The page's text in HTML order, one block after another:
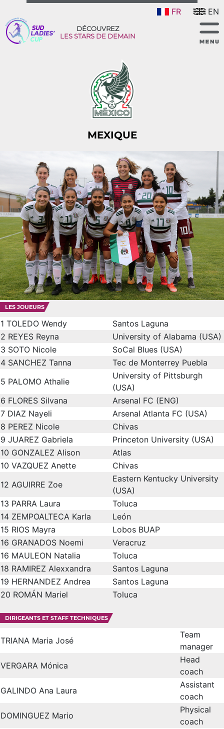
FR EN
DÉCOUVREZ
LES STARS DE DEMAIN
MEXIQUE
LES JOUEURS
1 TOLEDO Wendy
Santos Laguna
2 REYES Reyna
University of Alabama (USA)
3 SOTO Nicole
SoCal Blues (USA)
4 SANCHEZ Tanna
Tec de Monterrey Puebla
5 PALOMO Athalie
University of Pittsburgh
(USA)
6 FLORES Silvana
Arsenal FC (ENG)
7 DIAZ Nayeli
Arsenal Atlanta FC (USA)
8 PEREZ Nicole
Chivas
9 JUAREZ Gabriela
Princeton University (USA)
10 GONZALEZ Alison
Atlas
10 VAZQUEZ Anette
Chivas
12 AGUIRRE Zoe
Eastern Kentucky University
(USA)
13 PARRA Laura
Toluca
14 ZEMPOALTECA Karla
León
15 RIOS Mayra
Lobos BUAP
16 GRANADOS Noemi
Veracruz
16 MAULEON Natalia
Toluca
18 RAMIREZ Alexxandra
Santos Laguna
19 HERNANDEZ Andrea
Santos Laguna
20 ROMÁN Mariel Toluca
DIRIGEANTS ET STAFF TECHNIQUES
TRIANA Maria José
Team
manager
VERGARA Mónica
Head
coach
GALINDO Ana Laura
Assistant
coach
DOMINGUEZ Mario
Physical
coach